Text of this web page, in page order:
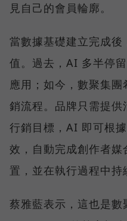
見自己的會員輪廓。
當數據基礎建立完成
值。過去，AI 多半停
應用；如今，數聚集
銷流程。品牌只需提供
行銷目標，AI 即可根
效，自動完成創作者
置，並在執行過程中持
蔡雅藍表示，這也是